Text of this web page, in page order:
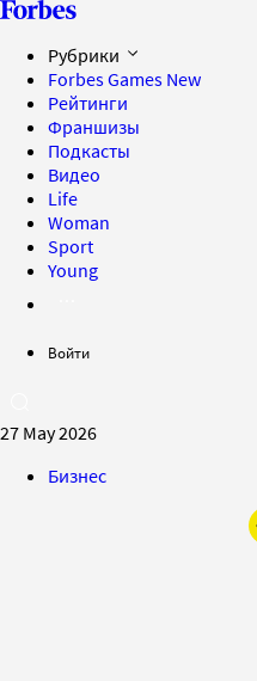
Рубрики
Forbes Games New
Рейтинги
Франшизы
Подкасты
Видео
Life
Woman
Sport
Young
Войти
27 May 2026
Бизнес